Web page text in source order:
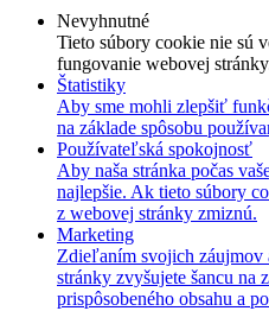
Nevyhnutné
Tieto súbory cookie nie sú
fungovanie webovej
Štatistiky
Aby sme mohli zlepšiť
na základe spôsobu
Používateľská spokojnosť
Aby naša stránka počas
najlepšie. Ak tieto súbory
z webovej stránky zmiznú.
Marketing
Zdieľaním svojich záujmov
stránky zvyšujete šancu na
prispôsobeného obsahu a